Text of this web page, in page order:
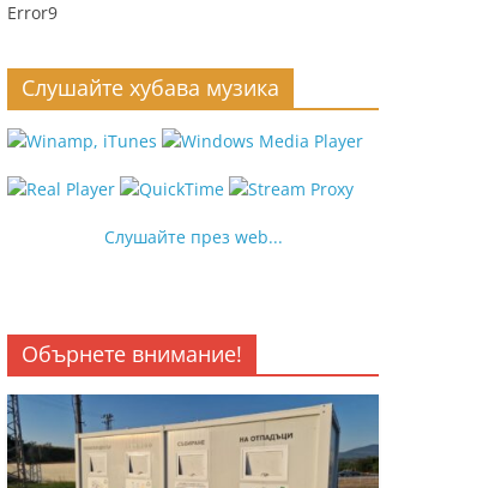
Error9
Слушайте хубава музика
Слушайте през web...
Обърнете внимание!